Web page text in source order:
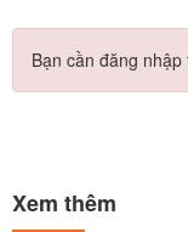
Bạn cần đăng
Xem thêm